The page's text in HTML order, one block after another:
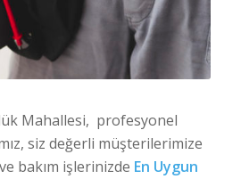
Mahallesi, profesyonel
siz değerli müşterilerimize
bakım işlerinizde En Uygun